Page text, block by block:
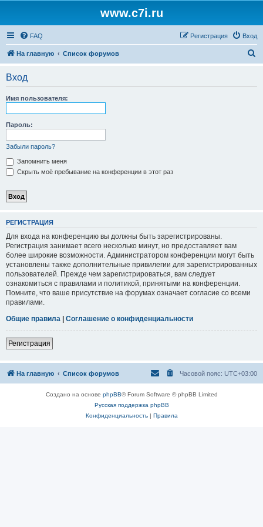
www.c7i.ru
FAQ Вход
Регистрация
На главную Список форумов
Вход
Имя пользователя:
Пароль:
Забыли пароль?
Запомнить меня
Скрыть моё пребывание на конференции в этот раз
РЕГИСТРАЦИЯ
Для входа на конференцию вы должны быть зарегистрированы.
Регистрация занимает всего несколько минут, но предоставляет вам
более широкие возможности. Администратором конференции могут быть
установлены также дополнительные привилегии для зарегистрированных
пользователей. Прежде чем зарегистрироваться, вам следует
ознакомиться с правилами и политикой, принятыми на конференции.
Помните, что ваше присутствие на форумах означает согласие со всеми
правилами.
Общие правила | Соглашение о конфиденциальности
Регистрация
На главную Список форумов Часовой пояс: UTC+03:00
Создано на основе phpBB® Forum Software © phpBB Limited
Русская поддержка phpBB
Конфиденциальность| Правила